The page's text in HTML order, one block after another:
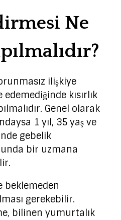
Ne
ilişkiye
kısırlık
Genel olarak
1 yıl, 35 yaş ve
gebelik
bir uzmana
beklemeden
gerekebilir.
bilinen yumurtalık